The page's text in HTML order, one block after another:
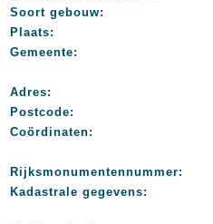
Soort gebouw:
Plaats:
Gemeente:
Adres:
Postcode:
Coördinaten:
Rijksmonumentennummer:
Kadastrale gegevens: